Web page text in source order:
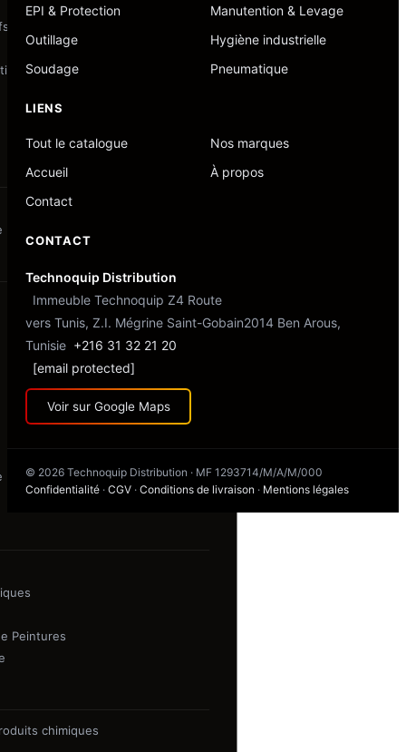
Placo-plâtre & Peinture
Peintures
chimiques
EPI & Protection
Manutention & Levage
Outillage
Hygiène industrielle
Soudage
Pneumatique
LIENS
Tout le catalogue
Nos marques
Accueil
À propos
Contact
CONTACT
Technoquip Distribution
Immeuble Technoquip Z4 Route
vers Tunis, Z.I. Mégrine Saint-Gobain2014 Ben Arous,
Tunisie +216 31 32 21 20
[email protected]
Voir sur Google Maps
© 2026 Technoquip Distribution · MF 1293714/M/A/M/000
Confidentialité · CGV · Conditions de livraison · Mentions légales